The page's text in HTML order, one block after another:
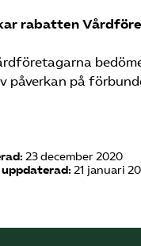
rabatten
påverkan på
23 december 2020
uppdaterad: 21 januari